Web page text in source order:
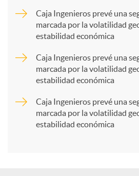
a
Caja Ingenieros prevé una
marcada por la volatilidad
estabilidad económica
Caja Ingenieros prevé una
marcada por la volatilidad
estabilidad económica
Caja Ingenieros prevé una
marcada por la volatilidad
estabilidad económica